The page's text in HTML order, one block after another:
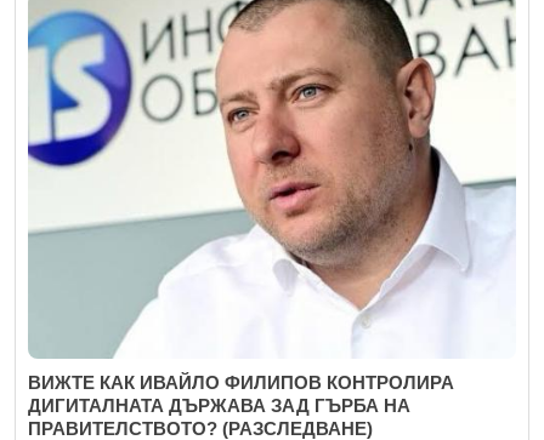
ВИЖТЕ КАК ИВАЙЛО ФИЛИПОВ КОНТРОЛИРА
ДИГИТАЛНАТА ДЪРЖАВА ЗАД ГЪРБА НА
ПРАВИТЕЛСТВОТО? (РАЗСЛЕДВАНЕ)